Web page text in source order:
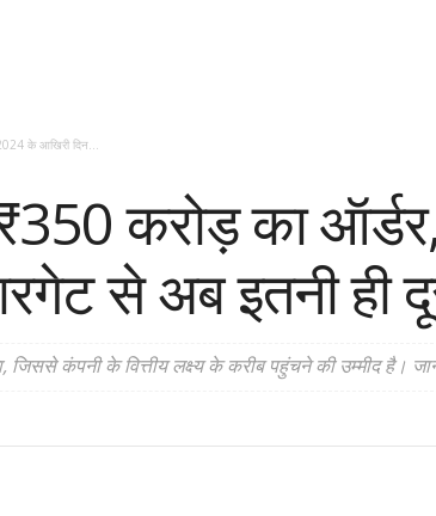
के आखिरी दिन...
करोड़ का
से अब इतनी ही
जिससे कंपनी के वित्तीय लक्ष्य के करीब पहुंचने की उम्मीद है।